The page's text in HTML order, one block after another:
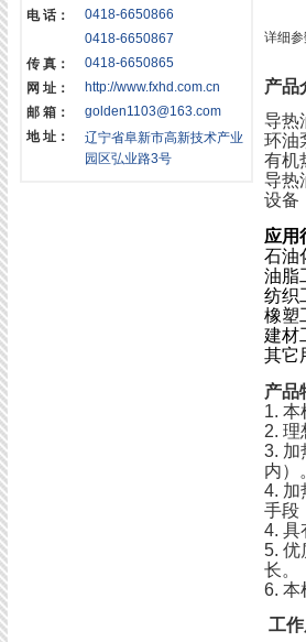
电 话：
0418-6650866
0418-6650867
传 真：
0418-6650865
网 址：
http://www.fxhd.com.cn
邮 箱：
golden1103@163.com
地 址：
辽宁省阜新市高新技术产业
园区弘业路3号
详细参
产品
导热
环油
有机
导热
设备
应用
石油
油脂
纺织
橡塑
建材
其它
产品
1. 本
2. 理
3. 加
内）
4. 加
手段
4. 具
5. 优
长。
6. 本
工